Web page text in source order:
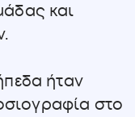
και
ήταν
στο